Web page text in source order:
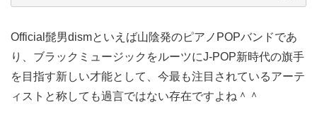
Official髭男dismといえば山陰発のピアノPOPバンドであ
り、ブラックミュージックをルーツにJ-POP新時代の旗手
を目指す新しい才能として、今最も注目されているアーテ
ィストと称しても過言ではない存在ですよね＾＾